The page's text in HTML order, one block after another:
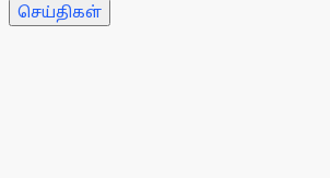
செய்திகள்